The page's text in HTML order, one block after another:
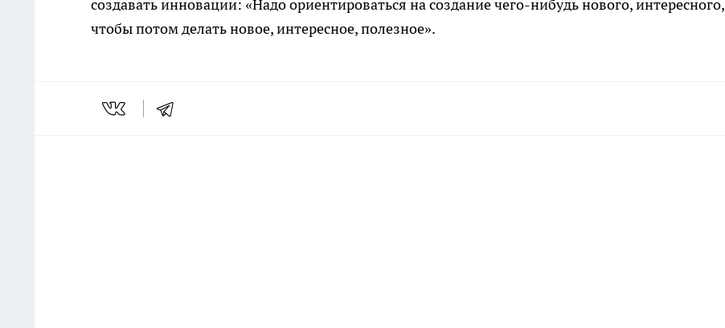
создавать инновации: «Надо ориентироваться на создание чего-нибудь нового, интересного,
чтобы потом делать новое, интересное, полезное».